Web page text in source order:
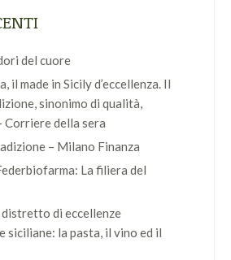
del cuore
il made in Sicily d’eccellenza. Il
sinonimo di qualità,
Corriere della sera
– Milano Finanza
La filiera del
distretto di eccellenze
siciliane: la pasta, il vino ed il